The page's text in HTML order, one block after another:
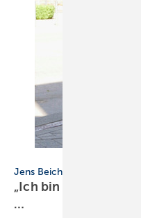
Jens Beichel
„Ich bin Mitglied der
…